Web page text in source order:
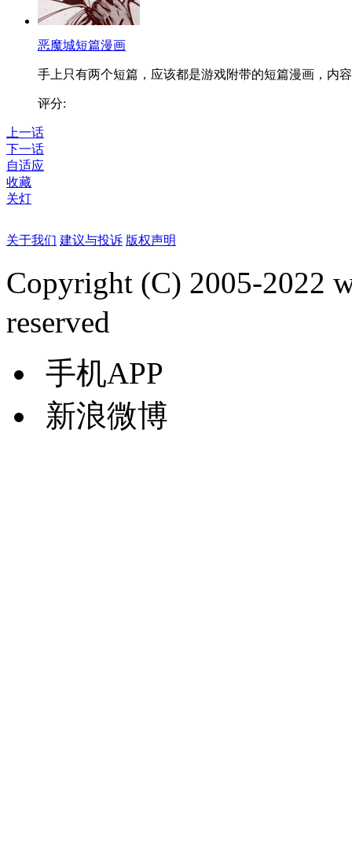
恶魔城短篇漫画
手上只有两个短篇，应该都是游戏附带的短篇漫画，内
评分:
上一话
下一话
自适应
收藏
关灯
关于我们 建议与投诉 版权声明
Copyright (C) 2005-2022
reserved
手机APP
新浪微博